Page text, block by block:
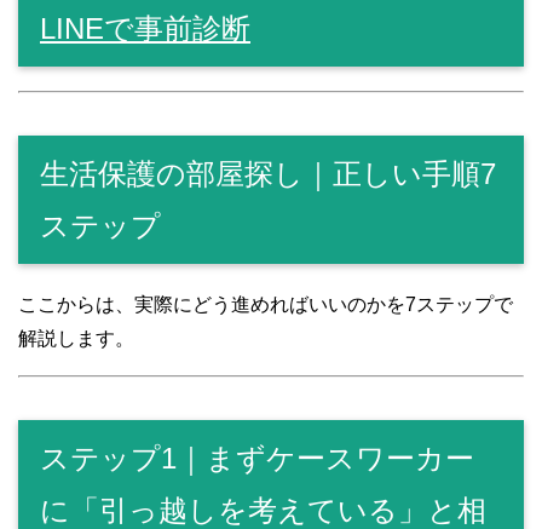
LINEで事前診断
生活保護の部屋探し｜正しい手順7
ステップ
ここからは、実際にどう進めればいいのかを7ステップで
解説します。
ステップ1｜まずケースワーカー
に「引っ越しを考えている」と相